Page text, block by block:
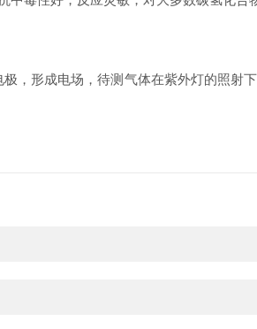
，形成电场，待测气体在紫外灯的照射